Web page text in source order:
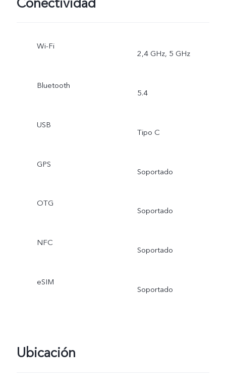
Conectividad
Wi-Fi
2,4 GHz, 5 GHz
Bluetooth
5.4
USB
Tipo C
GPS
Soportado
OTG
Soportado
NFC
Soportado
eSIM
Soportado
Ubicación